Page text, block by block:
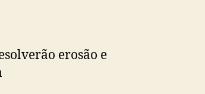
erosão e